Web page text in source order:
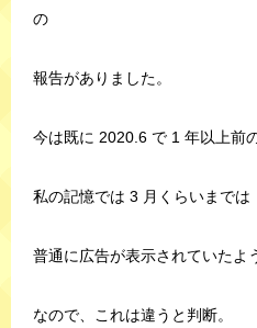
の
報告がありました。
今は既に 2020.6 で 1 年以上前
私の記憶では 3 月くらいまでは
普通に広告が表示されていたよ
なので、これは違うと判断。